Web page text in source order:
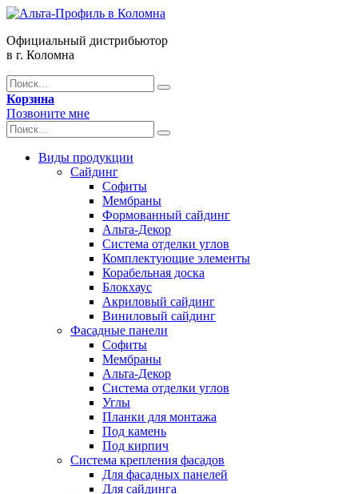
Официальный дистрибьютор
в г. Коломна
Корзина
Позвоните мне
Виды продукции
Сайдинг
Софиты
Мембраны
Формованный сайдинг
Альта-Декор
Система отделки углов
Комплектующие элементы
Корабельная доска
Блокхаус
Акриловый сайдинг
Виниловый сайдинг
Фасадные панели
Софиты
Мембраны
Альта-Декор
Система отделки углов
Углы
Планки для монтажа
Под камень
Под кирпич
Система крепления фасадов
Для фасадных панелей
Для сайдинга